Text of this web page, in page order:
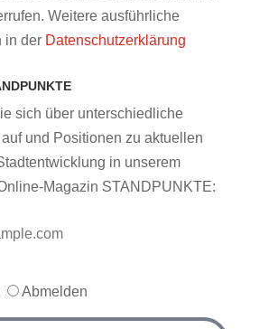
Weitere ausführliche
in der Datenschutzerklärung
sich über unterschiedliche
und Positionen zu aktuellen
in unserem
Magazin STANDPUNKTE:
Abmelden